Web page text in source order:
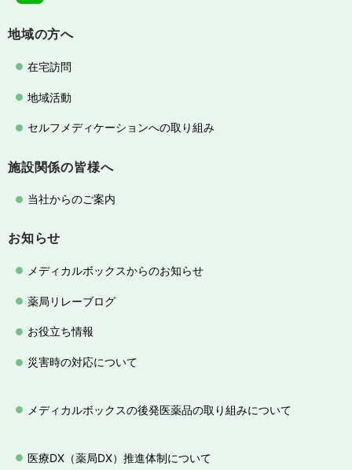
地域の方へ
在宅訪問
地域活動
セルフメディケーションへの取り組み
施設関係の皆様へ
当社からのご案内
お知らせ
メディカルボックスからのお知らせ
薬局リレーブログ
お役立ち情報
災害時の対応について
メディカルボックスの後発医薬品の取り組みについて
医療DX（薬局DX）推進体制について